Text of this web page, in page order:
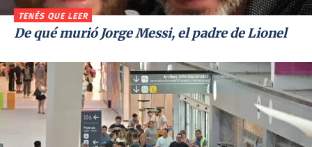
TENÉS QUE LEER
De qué murió Jorge Messi, el padre de Lionel